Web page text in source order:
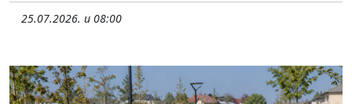
25.07.2026. u 08:00